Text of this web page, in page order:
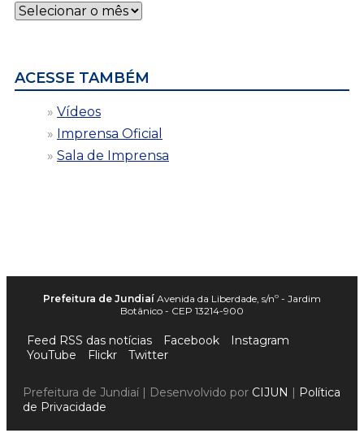
Notícias
por
ACESSE TAMBÉM
Vídeos
Imprensa Oficial
Sala de Imprensa
Prefeitura de Jundiaí Avenida da Liberdade, s/nº - Jardim
Botânico - CEP 13214-900
Feed RSS das notícias Facebook
Instagram
YouTube
Flickr Twitter
Prefeitura de Jundiaí | Desenvolvido por CIJUN
Política
de Privacidade